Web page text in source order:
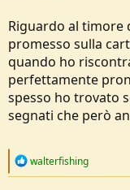
Riguardo al
promesso sulla
quando ho
perfettamente
spesso ho trovato
segnati che però
R
walterfishing